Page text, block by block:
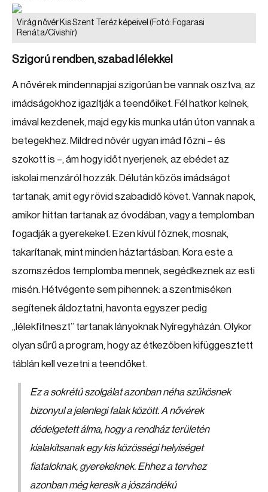
Virág nővér Kis Szent Teréz képeivel (Fotó: Fogarasi
Renáta/Cívishír)
Szigorú rendben, szabad lélekkel
A nővérek mindennapjai szigorúan be vannak osztva, az
imádságokhoz igazítják a teendőiket. Fél hatkor kelnek,
imával kezdenek, majd egy kis munka után úton vannak a
betegekhez. Mildred nővér ugyan imád főzni – és
szokott is –, ám hogy időt nyerjenek, az ebédet az
iskolai menzáról hozzák. Délután közös imádságot
tartanak, amit egy rövid szabadidő követ. Vannak napok,
amikor hittan tartanak az óvodában, vagy a templomban
fogadják a gyerekeket. Ezen kívül főznek, mosnak,
takarítanak, mint minden háztartásban. Kora este a
szomszédos templomba mennek, segédkeznek az esti
misén. Hétvégente sem pihennek: a szentmiséken
segítenek áldoztatni, havonta egyszer pedig
„lélekfitneszt” tartanak lányoknak Nyíregyházán. Olykor
olyan sűrű a program, hogy az étkezőben kifüggesztett
táblán kell vezetni a teendőket.
Ez a sokrétű szolgálat azonban néha szűkösnek
bizonyul a jelenlegi falak között. A nővérek
dédelgetett álma, hogy a rendház területén
kialakítsanak egy kis közösségi helyiséget
fiataloknak, gyerekeknek. Ehhez a tervhez
azonban még keresik a jószándékú